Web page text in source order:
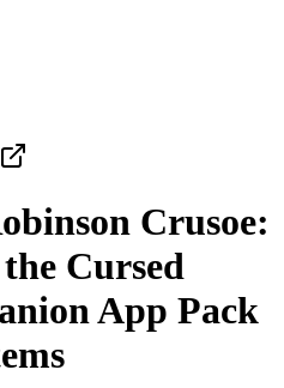
Crusoe:
Cursed
App Pack